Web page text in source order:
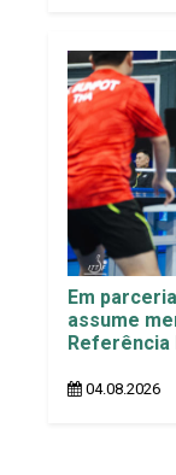
Em
assume
Referência
04.08.2026